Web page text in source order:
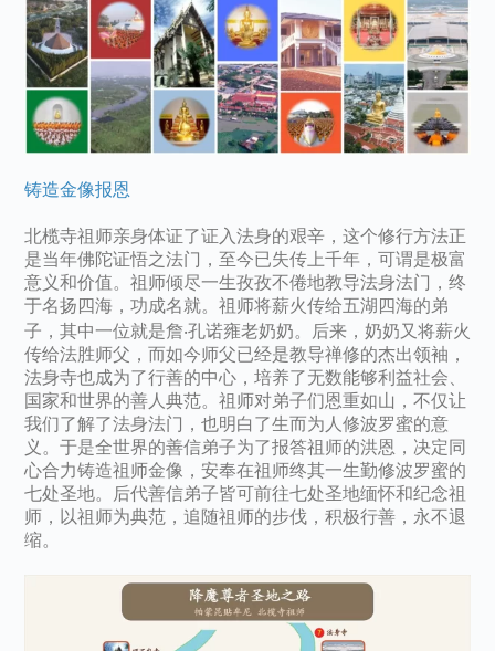
铸造金像报恩
北榄寺祖师亲身体证了证入法身的艰辛，这个修行方法正
是当年佛陀证悟之法门，至今已失传上千年，可谓是极富
意义和价值。祖师倾尽一生孜孜不倦地教导法身法门，终
于名扬四海，功成名就。祖师将薪火传给五湖四海的弟
子，其中一位就是詹‧孔诺雍老奶奶。后来，奶奶又将薪火
传给法胜师父，而如今师父已经是教导禅修的杰出领袖，
法身寺也成为了行善的中心，培养了无数能够利益社会、
国家和世界的善人典范。祖师对弟子们恩重如山，不仅让
我们了解了法身法门，也明白了生而为人修波罗蜜的意
义。于是全世界的善信弟子为了报答祖师的洪恩，决定同
心合力铸造祖师金像，安奉在祖师终其一生勤修波罗蜜的
七处圣地。后代善信弟子皆可前往七处圣地缅怀和纪念祖
师，以祖师为典范，追随祖师的步伐，积极行善，永不退
缩。